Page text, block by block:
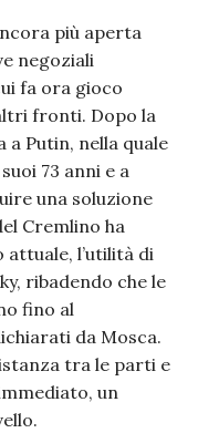
più aperta
negoziali
fa ora gioco
fronti. Dopo la
Putin, nella quale
73 anni e a
una soluzione
Cremlino ha
l’utilità di
ribadendo che le
fino al
da Mosca.
tra le parti e
un